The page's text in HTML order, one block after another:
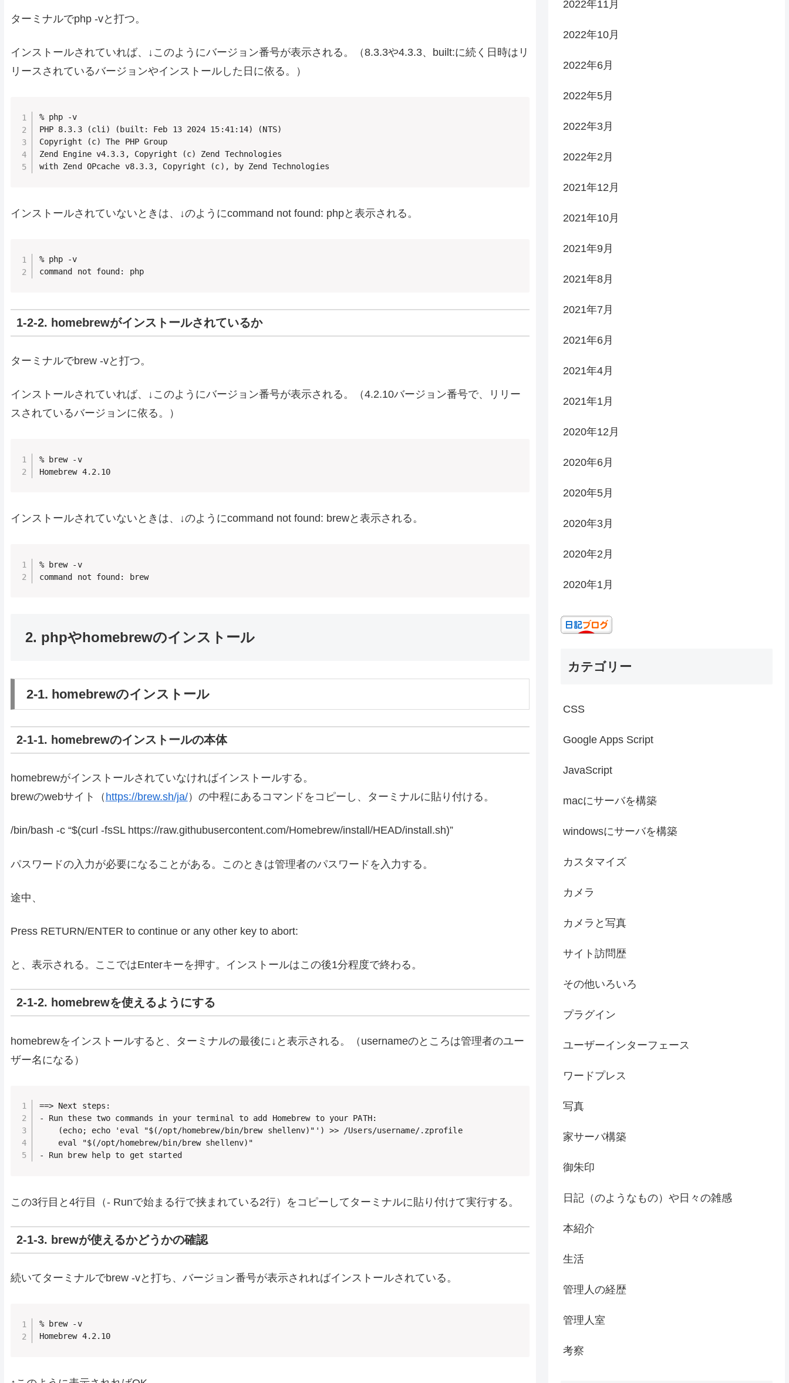
ターミナルでphp -vと打つ。
インストールされていれば、↓このようにバージョン番号が表示される。（8.3.3や4.3.3、built:に続く日時はリ
リースされているバージョンやインストールした日に依る。）
% php -v
PHP 8.3.3 (cli) (built: Feb 13 2024 15:41:14) (NTS)
Copyright (c) The PHP Group
Zend Engine v4.3.3, Copyright (c) Zend Technologies
with Zend OPcache v8.3.3, Copyright (c), by Zend Technologies
インストールされていないときは、↓のようにcommand not found: phpと表示される。
% php -v
command not found: php
1-2-2. homebrewがインストールされているか
ターミナルでbrew -vと打つ。
インストールされていれば、↓このようにバージョン番号が表示される。（4.2.10バージョン番号で、リリー
スされているバージョンに依る。）
% brew -v
Homebrew 4.2.10
インストールされていないときは、↓のようにcommand not found: brewと表示される。
% brew -v
command not found: brew
2. phpやhomebrewのインストール
2-1. homebrewのインストール
2-1-1. homebrewのインストールの本体
homebrewがインストールされていなければインストールする。
brewのwebサイト（ https://brew.sh/ja/）の中程にあるコマンドをコピーし、ターミナルに貼り付ける。
/bin/bash -c “$(curl -fsSL https://raw.githubusercontent.com/Homebrew/install/HEAD/install.sh)”
パスワードの入力が必要になることがある。このときは管理者のパスワードを入力する。
途中、
Press RETURN/ENTER to continue or any other key to abort:
と、表示される。ここではEnterキーを押す。インストールはこの後1分程度で終わる。
2-1-2. homebrewを使えるようにする
homebrewをインストールすると、ターミナルの最後に↓と表示される。（usernameのところは管理者のユー
ザー名になる）
==> Next steps:
- Run these two commands in your terminal to add Homebrew to your PATH:
    (echo; echo 'eval "$(/opt/homebrew/bin/brew shellenv)"') >> /Users/username/.zprofile
    eval "$(/opt/homebrew/bin/brew shellenv)"
- Run brew help to get started
この3行目と4行目（- Runで始まる行で挟まれている2行）をコピーしてターミナルに貼り付けて実行する。
2-1-3. brewが使えるかどうかの確認
続いてターミナルでbrew -vと打ち、バージョン番号が表示されればインストールされている。
% brew -v
Homebrew 4.2.10
2022年11月
2022年10月
2022年6月
2022年5月
2022年3月
2022年2月
2021年12月
2021年10月
2021年9月
2021年8月
2021年7月
2021年6月
2021年4月
2021年1月
2020年12月
2020年6月
2020年5月
2020年3月
2020年2月
2020年1月
カテゴリー
CSS
Google Apps Script
JavaScript
macにサーバを構築
windowsにサーバを構築
カスタマイズ
カメラ
カメラと写真
サイト訪問歴
その他いろいろ
プラグイン
ユーザーインターフェース
ワードプレス
写真
家サーバ構築
御朱印
日記（のようなもの）や日々の雑感
本紹介
生活
管理人の経歴
管理人室
考察